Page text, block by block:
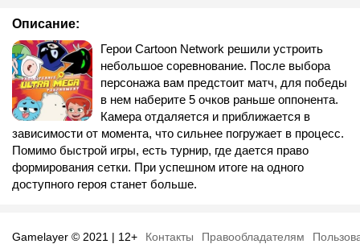
Описание:
Герои Cartoon Network решили устроить
небольшое соревнование. После выбора
персонажа вам предстоит матч, для победы
в нем наберите 5 очков раньше оппонента.
Камера отдаляется и приближается в
зависимости от момента, что сильнее погружает в процесс.
Помимо быстрой игры, есть турнир, где дается право
формирования сетки. При успешном итоге на одного
доступного героя станет больше.
Gamelayer © 2021 | 12+ Контакты Правообладателям